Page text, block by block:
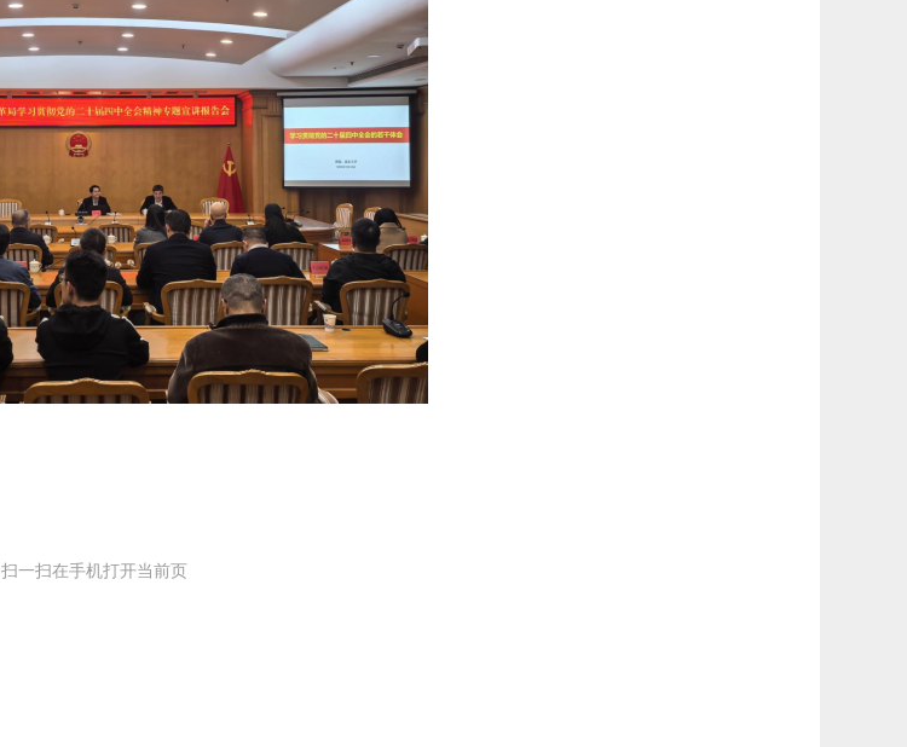
扫一扫在手机打开当前页